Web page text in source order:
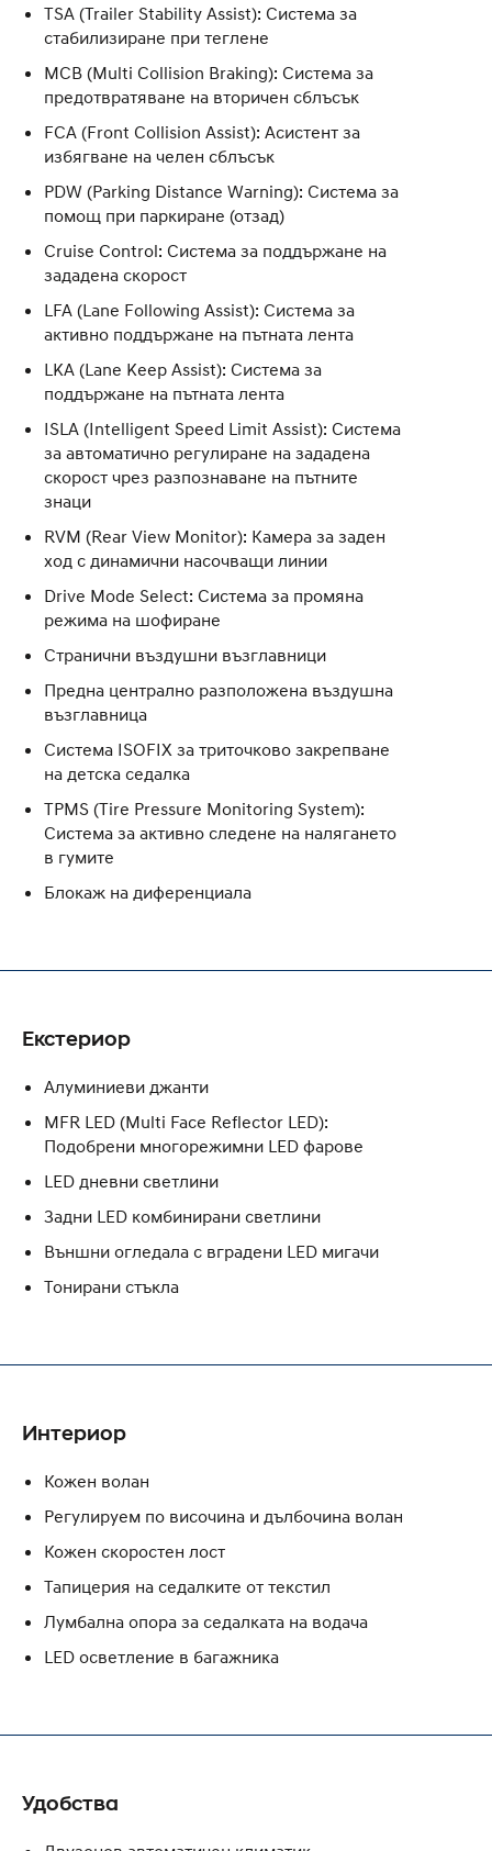
TSA (Trailer Stability Assist): Система за
стабилизиране при теглене
MCB (Multi Collision Braking): Система за
предотвратяване на вторичен сблъсък
FCA (Front Collision Assist): Асистент за
избягване на челен сблъсък
PDW (Parking Distance Warning): Система за
помощ при паркиране (отзад)
Cruise Control: Система за поддържане на
зададена скорост
LFA (Lane Following Assist): Система за
активно поддържане на пътната лента
LKA (Lane Keep Assist): Система за
поддържане на пътната лента
ISLA (Intelligent Speed Limit Assist): Система
за автоматично регулиране на зададена
скорост чрез разпознаване на пътните
знаци
RVM (Rear View Monitor): Камера за заден
ход с динамични насочващи линии
Drive Mode Select: Система за промяна
режима на шофиране
Странични въздушни възглавници
Предна централно разположена въздушна
възглавница
Система ISOFIX за триточково закрепване
на детска седалка
TPMS (Tire Pressure Monitoring System):
Система за активно следене на налягането
в гумите
Блокаж на диференциала
Екстериор
Алуминиеви джанти
MFR LED (Multi Face Reflector LED):
Подобрени многорежимни LED фарове
LED дневни светлини
Задни LED комбинирани светлини
Външни огледала с вградени LED мигачи
Тонирани стъкла
Интериор
Кожен волан
Регулируем по височина и дълбочина волан
Кожен скоростен лост
Тапицерия на седалките от текстил
Лумбална опора за седалката на водача
LED осветление в багажника
Удобства